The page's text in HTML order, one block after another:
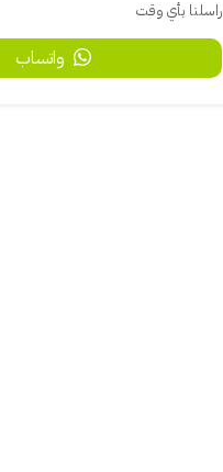
راسلنا بأي وقت
واتساب